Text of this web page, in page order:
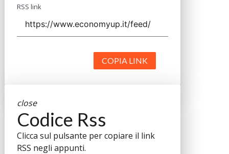
RSS link
COPIA LINK
close
Codice Rss
Clicca sul pulsante per copiare il link
RSS negli appunti.